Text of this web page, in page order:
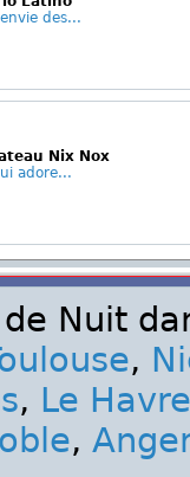
des...
Nix Nox
adore...
Nuit
,
, Le Havre
,